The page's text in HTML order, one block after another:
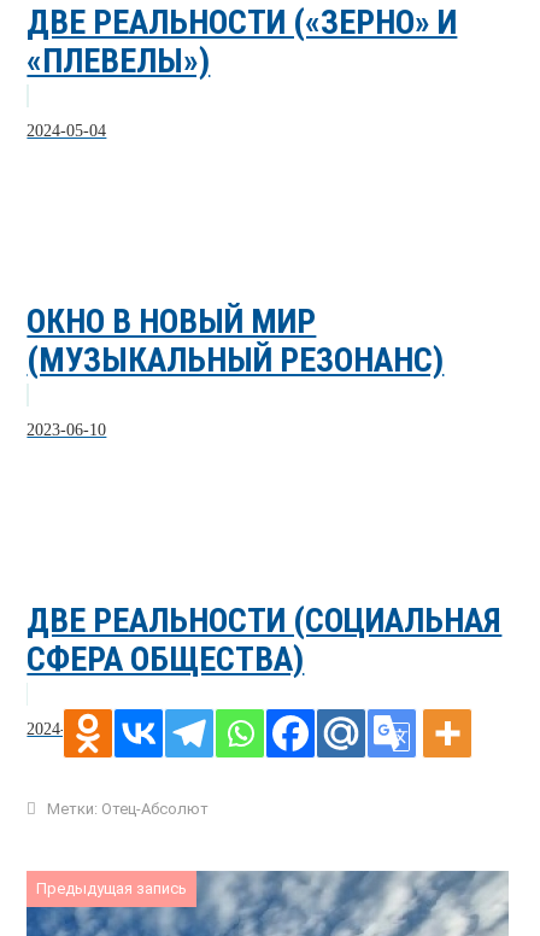
ДВЕ РЕАЛЬНОСТИ («ЗЕРНО» И
«ПЛЕВЕЛЫ»)
2024-05-04
ОКНО В НОВЫЙ МИР
(МУЗЫКАЛЬНЫЙ РЕЗОНАНС)
2023-06-10
ДВЕ РЕАЛЬНОСТИ (СОЦИАЛЬНАЯ
СФЕРА ОБЩЕСТВА)
2024-08-06
Метки: Отец-Абсолют
Предыдущая запись